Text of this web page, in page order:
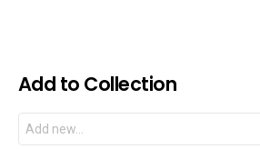
Add to Collection